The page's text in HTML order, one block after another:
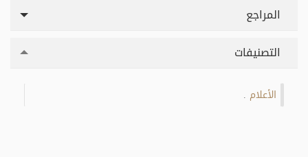
المراجع
التصنيفات
الأعلام